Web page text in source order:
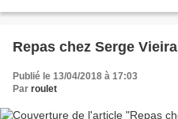
Repas chez Serge
Publié le 13/04/2018 à 17:03
Par roulet